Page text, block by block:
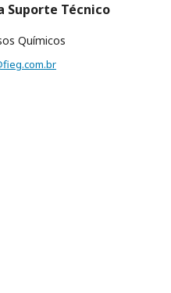
Suporte Técnico
Químicos